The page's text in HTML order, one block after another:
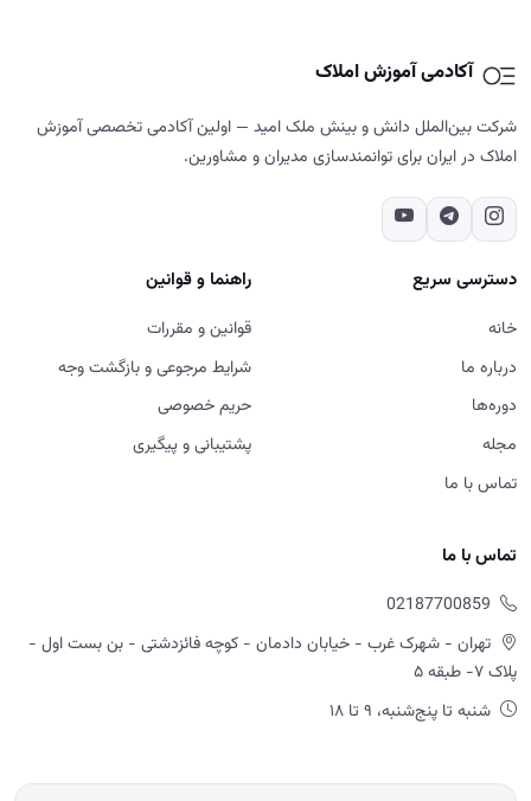
آکادمی آموزش املاک
شرکت بین‌الملل دانش و بینش ملک امید — اولین آکادمی تخصصی آموزش
املاک در ایران برای توانمندسازی مدیران و مشاورین.
دسترسی سریع
خانه
درباره ما
دوره‌ها
مجله
تماس با ما
راهنما و قوانین
قوانین و مقررات
شرایط مرجوعی و بازگشت وجه
حریم خصوصی
پشتیبانی و پیگیری
تماس با ما
02187700859
تهران - شهرک غرب - خیابان دادمان - کوچه فائزدشتی - بن بست اول -
پلاک ۷- طبقه ۵
شنبه تا پنج‌شنبه، ۹ تا ۱۸